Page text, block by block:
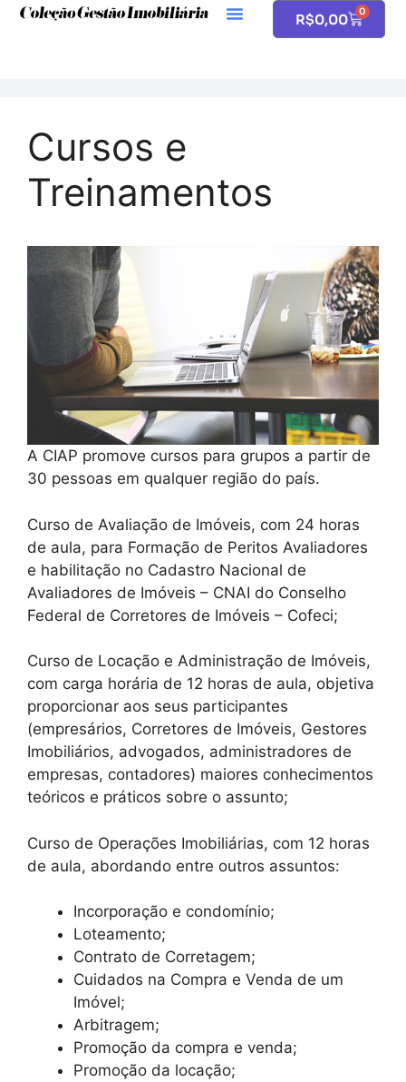
R$0,00 0
Cursos e
Treinamentos
A CIAP promove cursos para grupos a partir de
30 pessoas em qualquer região do país.
Curso de Avaliação de Imóveis, com 24 horas
de aula, para Formação de Peritos Avaliadores
e habilitação no Cadastro Nacional de
Avaliadores de Imóveis – CNAI do Conselho
Federal de Corretores de Imóveis – Cofeci;
Curso de Locação e Administração de Imóveis,
com carga horária de 12 horas de aula, objetiva
proporcionar aos seus participantes
(empresários, Corretores de Imóveis, Gestores
Imobiliários, advogados, administradores de
empresas, contadores) maiores conhecimentos
teóricos e práticos sobre o assunto;
Curso de Operações Imobiliárias, com 12 horas
de aula, abordando entre outros assuntos:
Incorporação e condomínio;
Loteamento;
Contrato de Corretagem;
Cuidados na Compra e Venda de um
Imóvel;
Arbitragem;
Promoção da compra e venda;
Promoção da locação;